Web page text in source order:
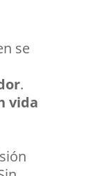
se
.
vida